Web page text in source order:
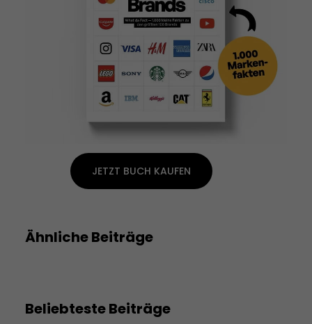
JETZT BUCH KAUFEN
Ähnliche Beiträge
Beliebteste Beiträge